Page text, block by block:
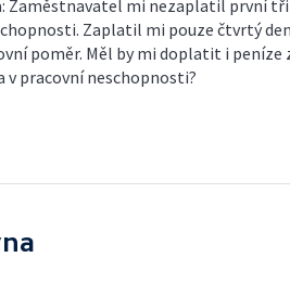
Zaměstnavatel mi nezaplatil první
Zaplatil mi pouze čtvrtý
poměr. Měl by mi doplatit i peníze
v pracovní neschopnosti?